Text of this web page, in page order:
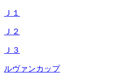
Ｊ１
Ｊ２
Ｊ３
ルヴァンカップ